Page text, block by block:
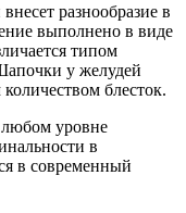
разнообразие в
выполнено в виде
типом
у желудей
блесток.
уровне
в
в современный